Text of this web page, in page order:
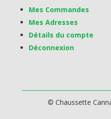
Mes Commandes
Mes Adresses
Détails du compte
Déconnexion
© Chaussette